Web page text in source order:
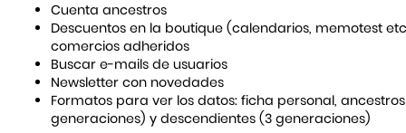
Cuenta ancestros
Descuentos en la boutique (calendarios, memotest
comercios adheridos
Buscar e-mails de usuarios
Newsletter con novedades
Formatos para ver los datos: ficha personal,
generaciones) y descendientes (3 generaciones)